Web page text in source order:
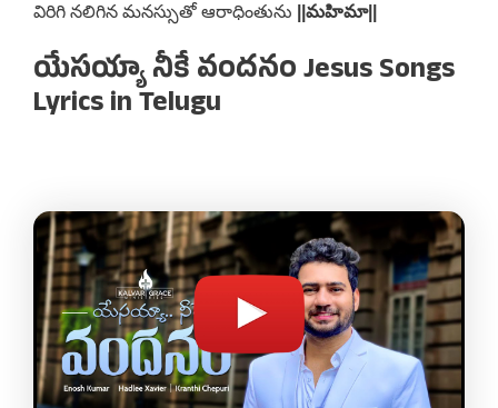
విరిగి నలిగిన మనస్సుతో ఆరాధింతును ||మహిమా||
యేసయ్యా నీకే వందనం Jesus Songs
Lyrics in Telugu